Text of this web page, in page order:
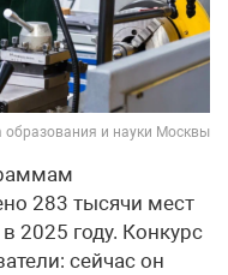
образования и науки Москвы
283 тысячи мест
2025 году. Конкурс
сейчас он